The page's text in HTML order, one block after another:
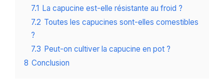
7.1 La capucine est-elle résistante au froid ?
7.2 Toutes les capucines sont-elles comestibles
?
7.3 Peut-on cultiver la capucine en pot ?
8 Conclusion